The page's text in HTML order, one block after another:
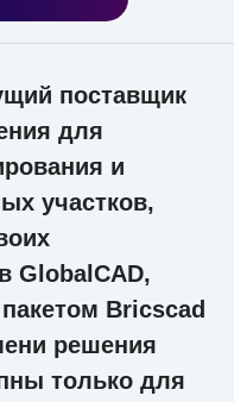
поставщик
для
и
участков,
GlobalCAD,
Bricscad
решения
только для